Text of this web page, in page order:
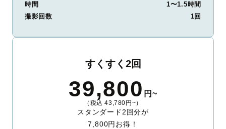
時間
1〜1.5時間
撮影回数
1回
すくすく2回
39,800 円~
（税込 43,780円~）
スタンダード2回分が
7,800円お得！